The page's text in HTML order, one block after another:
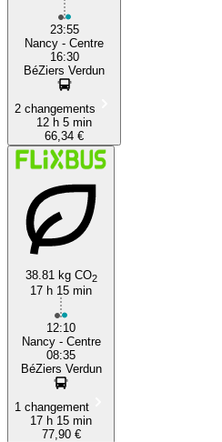
23:55
Nancy - Centre
16:30
BéZiers Verdun
2 changements
12 h 5 min
66,34 €
38.81 kg CO2
17 h 15 min
12:10
Nancy - Centre
08:35
BéZiers Verdun
1 changement
17 h 15 min
77,90 €